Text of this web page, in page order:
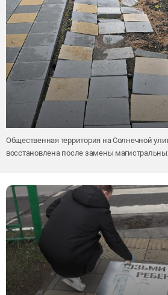
Общественная территория на Солнечной
восстановлена после замены